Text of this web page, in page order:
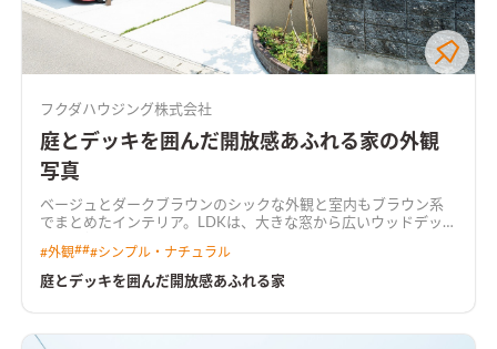
フクダハウジング株式会社
庭とデッキを囲んだ開放感あふれる家の外観
写真
ベージュとダークブラウンのシックな外観と室内もブラウン系
でまとめたインテリア。LDKは、大きな窓から広いウッドデッキ
ペースを１階に設け、くつろぎながら家族とペットが楽しく一緒
に過ごせる住まいになっています。
#外観###シンプル・ナチュラル
庭とデッキを囲んだ開放感あふれる家